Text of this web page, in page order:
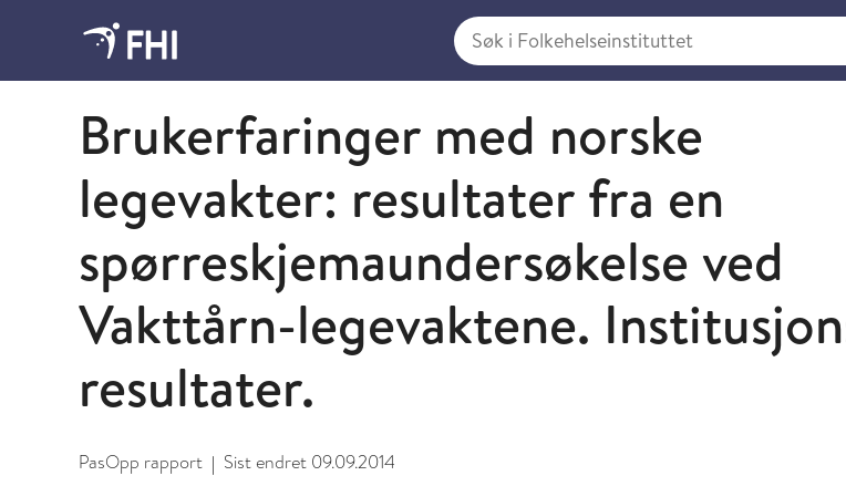
Søk i Folkehelseinstituttet
2012 - publikasjoner fra FHI
Brukerfaringer med norske
legevakter: resultater fra en
spørreskjemaundersøkelse ved
Vakttårn-legevaktene.
resultater.
PasOpp rapport | Sist endret 09.09.2014